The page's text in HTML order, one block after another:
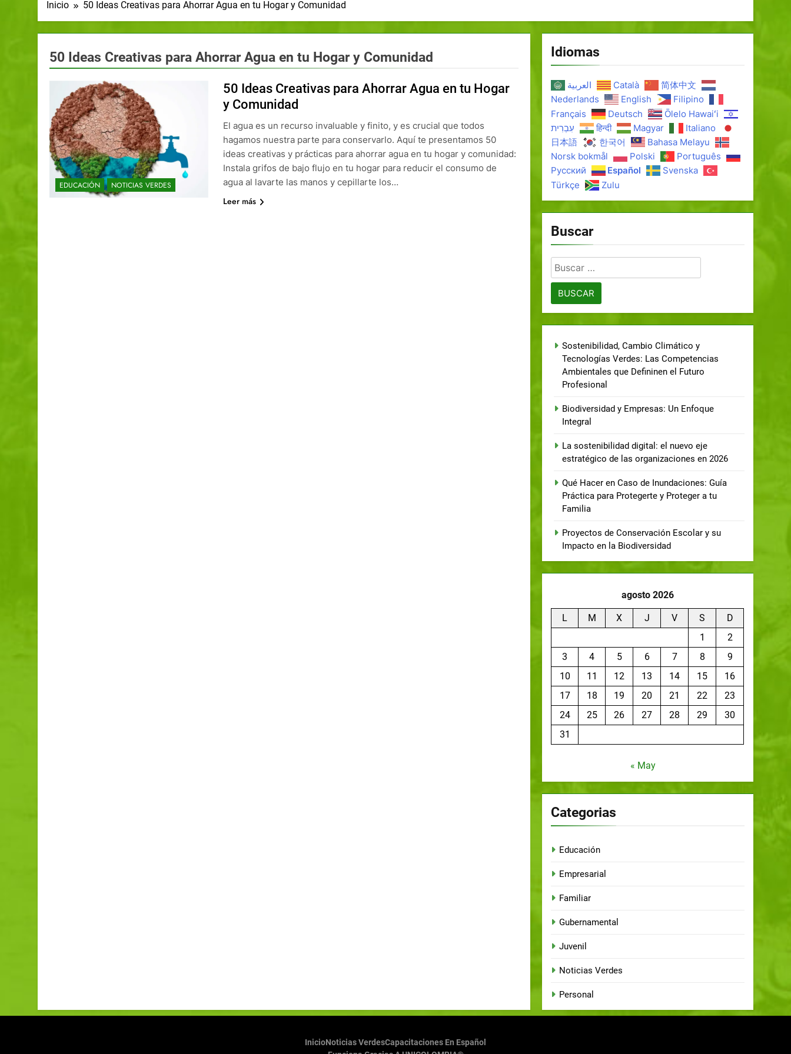
Inicio 50 Ideas Creativas para Ahorrar Agua en tu Hogar y Comunidad
50 Ideas Creativas para Ahorrar Agua en tu Hogar y Comunidad
EDUCACIÓN NOTICIAS VERDES
50 Ideas Creativas para Ahorrar Agua en tu Hogar
y Comunidad
El agua es un recurso invaluable y finito, y es crucial que todos
hagamos nuestra parte para conservarlo. Aquí te presentamos 50
ideas creativas y prácticas para ahorrar agua en tu hogar y comunidad:
Instala grifos de bajo flujo en tu hogar para reducir el consumo de
agua al lavarte las manos y cepillarte los…
Leer más
Idiomas
العربية Català
简体中文
Nederlands
English
Filipino
Français
Deutsch
Ōlelo Hawaiʻi
עִבְרִית
हिन्दी Magyar
Italiano
日本語
한국어
Bahasa Melayu
Norsk bokmål
Polski
Português
Русский
Español
Svenska
Türkçe
Zulu
Buscar
Sostenibilidad, Cambio Climático y
Tecnologías Verdes: Las Competencias
Ambientales que Defininen el Futuro
Profesional
Biodiversidad y Empresas: Un Enfoque
Integral
La sostenibilidad digital: el nuevo eje
estratégico de las organizaciones en 2026
Qué Hacer en Caso de Inundaciones: Guía
Práctica para Protegerte y Proteger a tu
Familia
Proyectos de Conservación Escolar y su
Impacto en la Biodiversidad
agosto 2026
L M X J V S
D
1
2
3
4 5 6 7 8
9
10
11 12 13 14 15
16
17
18 19 20 21 22
23
24
25 26 27 28 29
30
31
« May
Categorias
Educación
Empresarial
Familiar
Gubernamental
Juvenil
Noticias Verdes
Personal
InicioNoticias VerdesCapacitaciones En Español